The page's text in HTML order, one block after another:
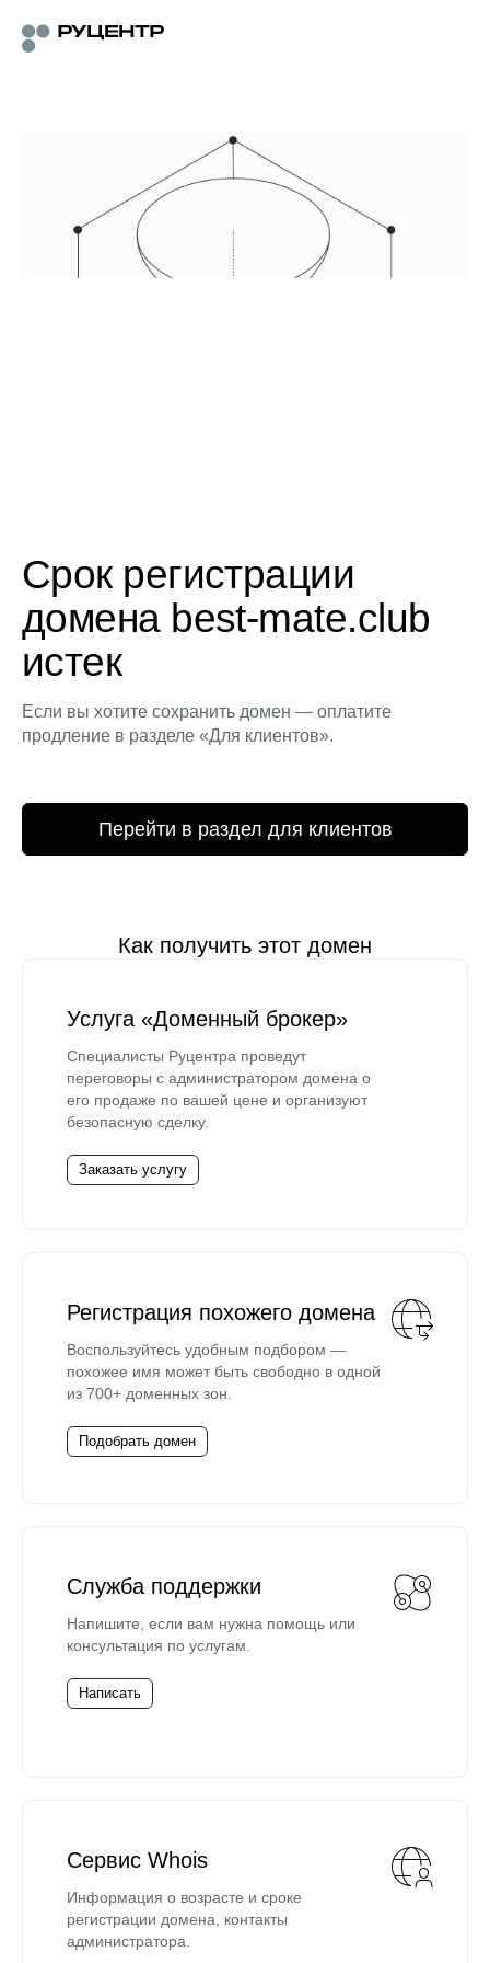
Срок регистрации
домена best-mate.club
истек
Если вы хотите сохранить домен — оплатите
продление в разделе «Для клиентов».
Перейти в раздел для клиентов
Как получить этот домен
Услуга «Доменный брокер»
Специалисты Руцентра проведут
переговоры с администратором домена о
его продаже по вашей цене и организуют
безопасную сделку.
Заказать услугу
Регистрация похожего домена
Воспользуйтесь удобным подбором —
похожее имя может быть свободно в одной
из 700+ доменных зон.
Подобрать домен
Служба поддержки
Напишите, если вам нужна помощь или
консультация по услугам.
Написать
Сервис Whois
Информация о возрасте и сроке
регистрации домена, контакты
администратора.